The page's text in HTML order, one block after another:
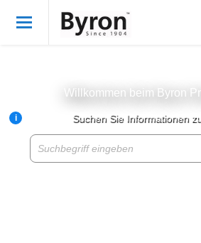
Byron Produkte
Produktwissensbasis
Willkommen beim Byron
Suchen Sie Informationen
i